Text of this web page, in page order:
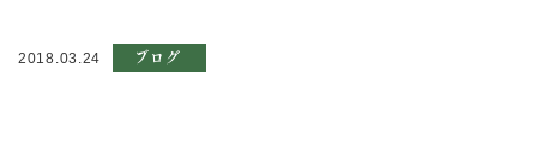
2018.03.24 ブログ